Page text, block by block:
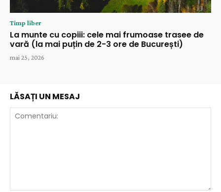
Timp liber
La munte cu copiii: cele mai frumoase trasee de
vară (la mai puțin de 2-3 ore de București)
mai 25, 2026
LĂSAȚI UN MESAJ